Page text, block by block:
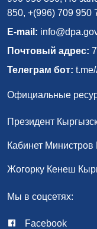
850, +(996) 709 950
E-mail:
Почтовый адрес:
Телеграм бот:
Официальные
Президент
Кабинет Министров
Жогорку Кенеш
Мы в соцсетях:
Facebook